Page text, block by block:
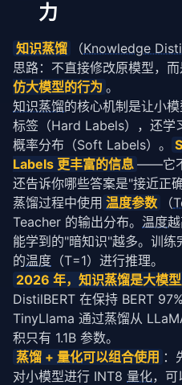
力
知识蒸馏 （Knowledge
思路：不直接修改原模型，而
仿大模型的行为 。
知识蒸馏的核心机制是让小
标签（Hard Labels），还学
概率分布（Soft Labels）。
Labels 更丰富的信息 ——它不
还告诉你哪些答案是"接近正确
蒸馏过程中使用 温度参数 （
Teacher 的输出分布。 温度
能学到的"暗知识"越多。训
的温度 （T=1）进行推理。
2026 年， 知识蒸馏是大模
DistilBERT 在保持 BERT
TinyLlama 通过蒸馏从
积只有 1.1B 参数。
蒸馏 + 量化可以组合使用 ：
对小模型进行 INT8 量化，可